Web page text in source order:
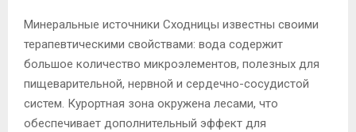
Минеральные источники Сходницы известны своими
терапевтическими свойствами: вода содержит
большое количество микроэлементов, полезных для
пищеварительной, нервной и сердечно-сосудистой
систем. Курортная зона окружена лесами, что
обеспечивает дополнительный эффект для